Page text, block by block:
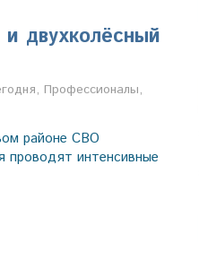
двухколёсный
, Профессионалы,
районе СВО
проводят интенсивные